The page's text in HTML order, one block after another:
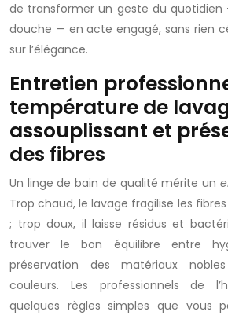
de transformer un geste du quotidien
douche — en acte engagé, sans rien
sur l’élégance.
Entretien
température de
assouplissant et
des fibres
Un linge de bain de qualité mérite un
Trop chaud, le lavage fragilise les
; trop doux, il laisse résidus et
trouver le bon équilibre entre
préservation des matériaux
couleurs. Les professionnels de
quelques règles simples que vous